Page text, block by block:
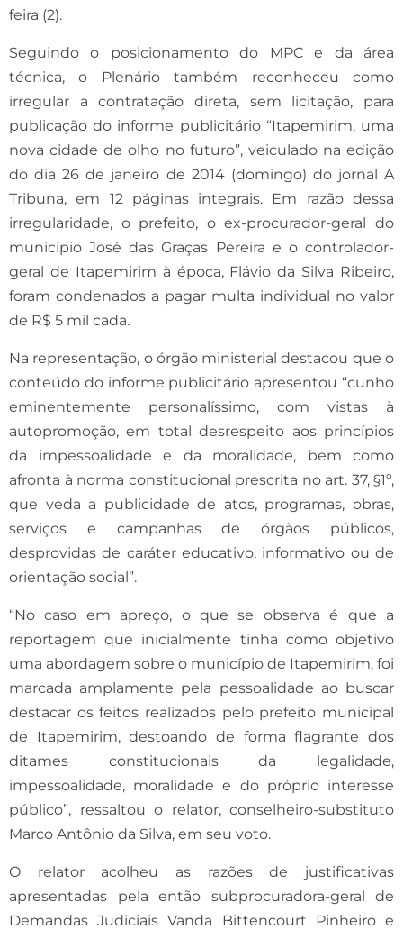
feira (2).
Seguindo o posicionamento do MPC e da área
técnica, o Plenário também reconheceu como
irregular a contratação direta, sem licitação, para
publicação do informe publicitário “Itapemirim, uma
nova cidade de olho no futuro”, veiculado na edição
do dia 26 de janeiro de 2014 (domingo) do jornal A
Tribuna, em 12 páginas integrais. Em razão dessa
irregularidade, o prefeito, o ex-procurador-geral do
município José das Graças Pereira e o controlador-
geral de Itapemirim à época, Flávio da Silva Ribeiro,
foram condenados a pagar multa individual no valor
de R$ 5 mil cada.
Na representação, o órgão ministerial destacou que o
conteúdo do informe publicitário apresentou “cunho
eminentemente personalíssimo, com vistas à
autopromoção, em total desrespeito aos princípios
da impessoalidade e da moralidade, bem como
afronta à norma constitucional prescrita no art. 37, §1º,
que veda a publicidade de atos, programas, obras,
serviços e campanhas de órgãos públicos,
desprovidas de caráter educativo, informativo ou de
orientação social”.
“No caso em apreço, o que se observa é que a
reportagem que inicialmente tinha como objetivo
uma abordagem sobre o município de Itapemirim, foi
marcada amplamente pela pessoalidade ao buscar
destacar os feitos realizados pelo prefeito municipal
de Itapemirim, destoando de forma flagrante dos
ditames constitucionais da legalidade,
impessoalidade, moralidade e do próprio interesse
público”, ressaltou o relator, conselheiro-substituto
Marco Antônio da Silva, em seu voto.
O relator acolheu as razões de justificativas
apresentadas pela então subprocuradora-geral de
Demandas Judiciais Vanda Bittencourt Pinheiro e